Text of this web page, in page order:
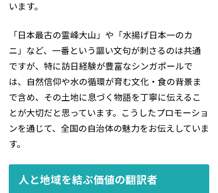
います。
「日本最古の霊峰大山」や「水揚げ日本一のカ
ニ」など、一番という謳い文句が刺さるのは共通
ですが、特に訪日経験が豊富なシンガポールで
は、自然信仰や水の循環が育む文化・食の背景ま
で含め、その土地に息づく物語を丁寧に伝えるこ
とが大切だと思っています。こうしたプロモーショ
ンを通じて、全国の自治体の魅力をお伝えしていま
す。
人と地域を結ぶ価値の翻訳者